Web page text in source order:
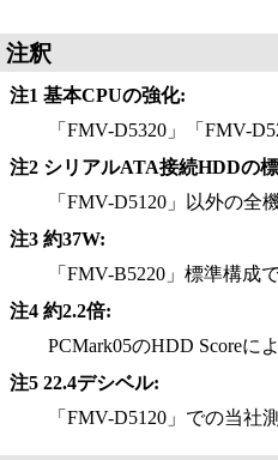
注釈
注1 基本CPUの強化:
「FMV-D5320」「FMV-
注2 シリアルATA接続HDDの
「FMV-D5120」以外の全
注3 約37W:
「FMV-B5220」標準構成
注4 約2.2倍:
PCMark05のHDD Scoreに
注5 22.4デシベル:
「FMV-D5120」での当社